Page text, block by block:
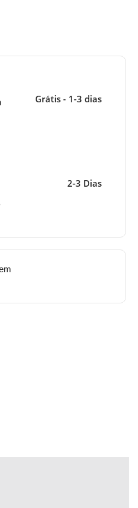
Grátis - 1-3 dias
2-3 Dias